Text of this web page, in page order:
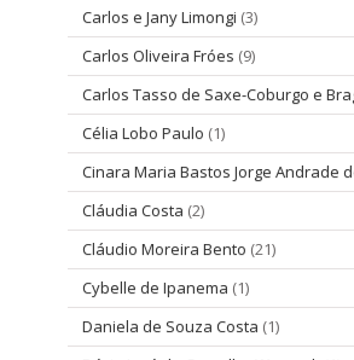
Carlos e Jany Limongi (3)
Carlos Oliveira Fróes (9)
Carlos Tasso de Saxe-Coburgo e
Célia Lobo Paulo (1)
Cinara Maria Bastos Jorge Andrade
Cláudia Costa (2)
Cláudio Moreira Bento (21)
Cybelle de Ipanema (1)
Daniela de Souza Costa (1)